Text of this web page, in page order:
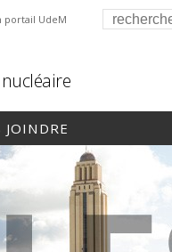
portail UdeM
JOINDRE